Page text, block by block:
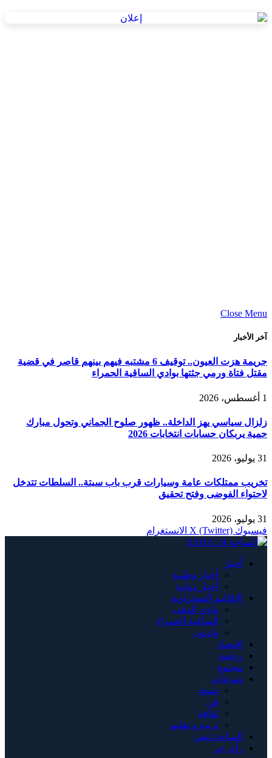
Close Menu
آخر الأخبار
جريمة هزت العيون.. توقيف 6 مشتبه فيهم بينهم قاصر في قضية
مقتل فتاة ورمي جثتها بوادي الساقية الحمراء
1 أغسطس، 2026
زلزال سياسي يهز الداخلة.. ظهور صلوح الجماني وتحول مبارك
حمية يربكان حسابات انتخابات 2026
31 يوليو، 2026
تخريب ممتلكات عامة وسيارات قرب باب سبتة.. السلطات تتدخل
لاحتواء الفوضى وفتح تحقيق
31 يوليو، 2026
فيسبوك X (Twitter) الانستغرام
أخبار
أخبار وطنية
أخبار دولية
الاقاليم الصحراوية
وادي الذهب
الساقية الحمراء
وادنون
اقتصاد
رياضة
مجتمع
منوعات
صحة
فن
ثقافة
تربية و تعليم
الساحة تيفي
رأي حر